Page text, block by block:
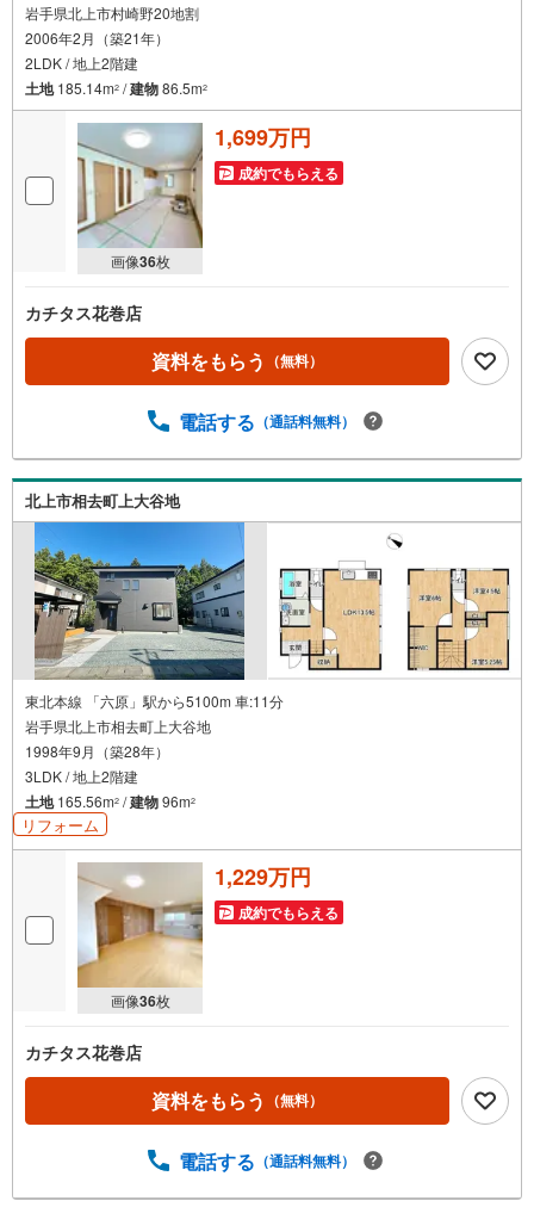
岩手県北上市村崎野20地割
2006年2月（築21年）
2LDK / 地上2階建
土地185.14m2 /建物86.5m2
画像36枚
1,699万円
成約でもらえる
カチタス花巻店
資料をもらう （無料）
電話する （通話料無料）
北上市相去町上大谷地
東北本線 「六原」駅から5100m 車:11分
岩手県北上市相去町上大谷地
1998年9月（築28年）
3LDK / 地上2階建
土地165.56m2 /建物96m2
リフォーム
画像36枚
1,229万円
成約でもらえる
カチタス花巻店
資料をもらう （無料）
電話する （通話料無料）